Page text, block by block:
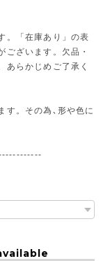
。「在庫あり」の表
ございます。欠品・
あらかじめご了承く
す。その為､形や色に